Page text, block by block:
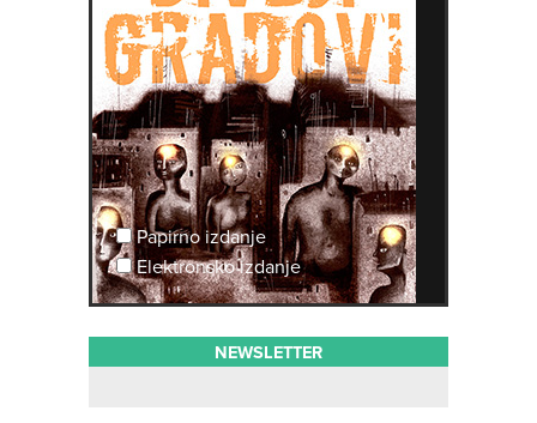
Papirno izdanje
Elektronsko izdanje
NEWSLETTER